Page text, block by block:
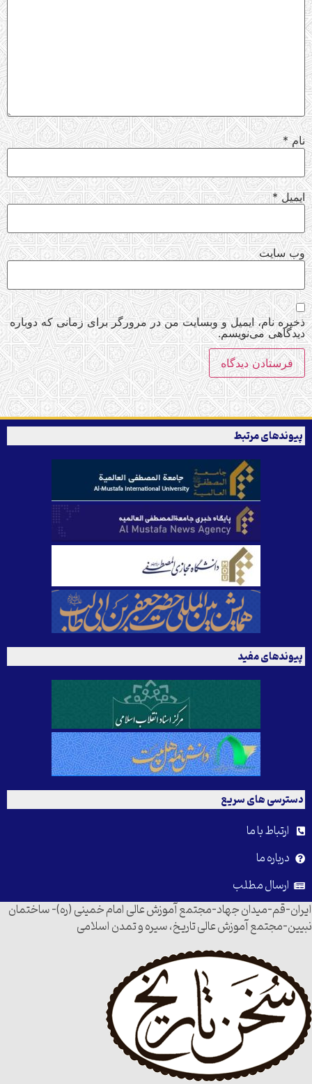
نام*
ایمیل*
وب‌ سایت
ذخیره نام، ایمیل و وبسایت من در مرورگر برای زمانی که دوباره
دیدگاهی می‌نویسم.
پیوندهای مرتبط
پیوندهای مفید
دسترسی های سریع
ارتباط با ما
درباره ما
ارسال مطلب
ایران-قم-میدان جهاد-مجتمع آموزش عالی امام خمینی (ره)- ساختمان
نبیین-مجتمع آموزش عالی تاریخ، سیره و تمدن اسلامی